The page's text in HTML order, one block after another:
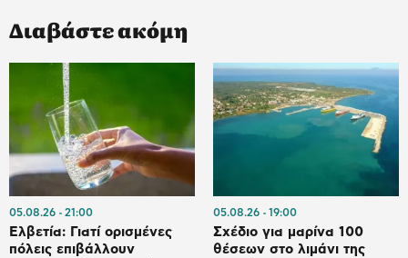
Διαβάστε ακόμη
05.08.26 21:00
Ελβετία: Γιατί ορισμένες
πόλεις επιβάλλουν
05.08.26 19:00
Σχέδιο για μαρίνα 100
θέσεων στο λιμάνι της